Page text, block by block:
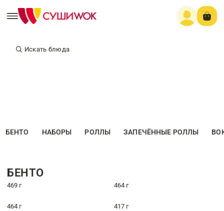
Искать блюда
БЕНТО НАБОРЫ РОЛЛЫ ЗАПЕЧЁННЫЕ РОЛЛЫ
БЕНТО
469 г 464 г
464 г 417 г